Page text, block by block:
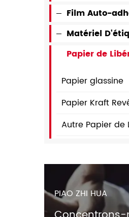
Film Auto-
Matériel
Papier de
Papier glassine
Papier Kraft
PIAO ZHI HUA